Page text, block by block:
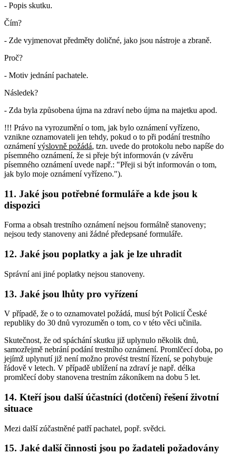
- Popis skutku.
Čím?
- Zde vyjmenovat předměty doličné, jako jsou nástroje a zbraně.
Proč?
- Motiv jednání pachatele.
Následek?
- Zda byla způsobena újma na zdraví nebo újma na majetku apod.
!!! Právo na vyrozumění o tom, jak bylo oznámení vyřízeno,
vznikne oznamovateli jen tehdy, pokud o to při podání trestního
oznámenívýslovně požádá, tzn. uvede do protokolu nebo napíše do
písemného oznámení, že si přeje být informován (v závěru
písemného oznámení uvede např.: "Přeji si být informován o tom,
jak bylo moje oznámení vyřízeno.").
11. Jaké jsou potřebné formuláře a kde jsou k
dispozici
Forma a obsah trestního oznámení nejsou formálně stanoveny;
nejsou tedy stanoveny ani žádné předepsané formuláře.
12. Jaké jsou poplatky a jak je lze uhradit
Správní ani jiné poplatky nejsou stanoveny.
13. Jaké jsou lhůty pro vyřízení
V případě, že o to oznamovatel požádá, musí být Policií České
republiky do 30 dnů vyrozuměn o tom, co v této věci učinila.
Skutečnost, že od spáchání skutku již uplynulo několik dnů,
samozřejmě nebrání podání trestního oznámení. Promlčecí doba, po
jejímž uplynutí již není možno provést trestní řízení, se pohybuje
řádově v letech. V případě ublížení na zdraví je např. délka
promlčecí doby stanovena trestním zákoníkem na dobu 5 let.
14. Kteří jsou další účastníci (dotčení) řešení životní
situace
Mezi další zúčastněné patří pachatel, popř. svědci.
15. Jaké další činnosti jsou po žadateli požadovány